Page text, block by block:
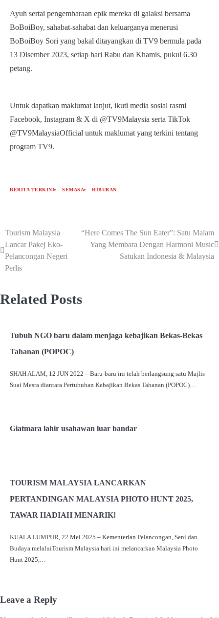
Ayuh sertai pengembaraan epik mereka di galaksi bersama
BoBoiBoy, sahabat-sahabat dan keluarganya menerusi
BoBoiBoy Sori yang bakal ditayangkan di TV9 bermula pada
13 Disember 2023, setiap hari Rabu dan Khamis, pukul 6.30
petang.
Untuk dapatkan maklumat lanjut, ikuti media sosial rasmi
Facebook, Instagram & X di @TV9Malaysia serta TikTok
@TV9MalaysiaOfficial untuk maklumat yang terkini tentang
program TV9.
BERITA TERKINI SEMASA HIBURAN
Tourism Malaysia
Lancar Pakej Eko-
Pelancongan Negeri
Perlis
“Here Comes The Sun Eater”: Satu Malam
Yang Membara Dengan Harmoni Music
Satukan Indonesia & Malaysia
Related Posts
Tubuh NGO baru dalam menjaga kebajikan Bekas-Bekas
Tahanan (POPOC)
SHAH ALAM, 12 JUN 2022 – Baru-baru ini telah berlangsung satu Majlis
Suai Mesra diantara Pertubuhan Kebajikan Bekas Tahanan (POPOC)…
Giatmara lahir usahawan luar bandar
TOURISM MALAYSIA LANCARKAN
PERTANDINGAN MALAYSIA PHOTO HUNT 2025,
TAWAR HADIAH MENARIK!
KUALA LUMPUR, 22 Mei 2025 – Kementerian Pelancongan, Seni dan
Budaya melaluiTourism Malaysia hari ini melancarkan Malaysia Photo
Hunt 2025,…
Leave a Reply